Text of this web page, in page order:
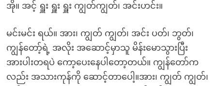
အို။ အင့် ရှူး ရှူး ရှူး ကျွတ်ကျွတ်၊ အင်းဟင်း။
မင်းမင်း ရယ်။ အား၊ ကျွတ် ကျွတ်၊ အင်း ပတ်၊ ဘွတ်၊
ကျွန်တော့်ရဲ့ အလိုး အဆောင့်မှာသူ မိန်းမောသွားပြီး
အားပါးတရပဲ ကော့ပေးနေပါတော့တယ်။ ကျွန်တော်က
လည်း အသားကုန်ကို ဆောင့်တာပေါ့။အား၊ ကျွတ် ကျွတ်၊